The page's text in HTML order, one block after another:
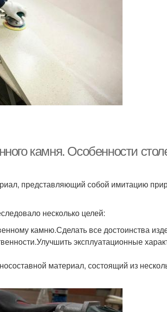
камня. Особенности
представляющий собой имитацию
несколько целей:
камню.Сделать все достоинства
эксплуатационные
материал, состоящий из